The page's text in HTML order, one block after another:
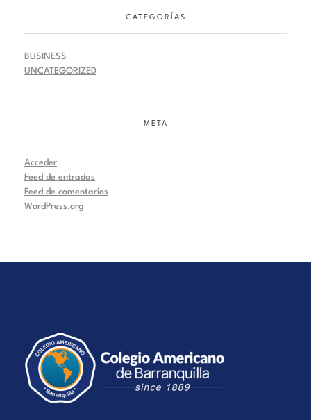
CATEGORÍAS
BUSINESS
UNCATEGORIZED
META
Acceder
Feed de entradas
Feed de comentarios
WordPress.org